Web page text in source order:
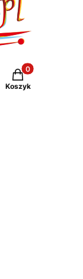
Produkty w
Koszyk